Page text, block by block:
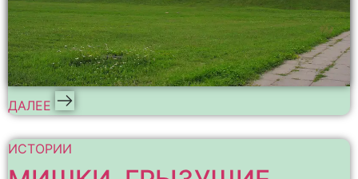
ДАЛЕЕ
ИСТОРИИ